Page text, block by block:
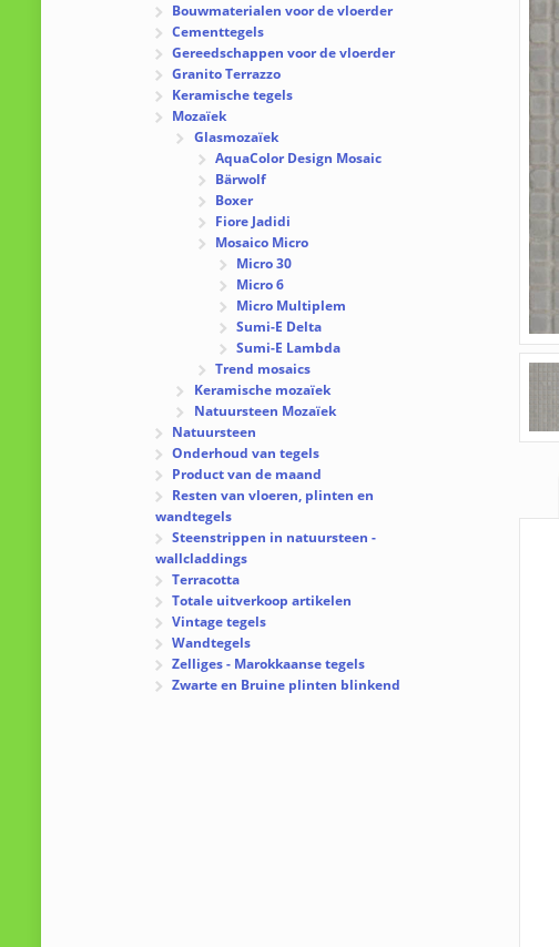
Bouwmaterialen voor de vloerder
Cementtegels
Gereedschappen voor de vloerder
Granito Terrazzo
Keramische tegels
Mozaïek
Glasmozaïek
AquaColor Design Mosaic
Bärwolf
Boxer
Fiore Jadidi
Mosaico Micro
Micro 30
Micro 6
Micro Multiplem
Sumi-E Delta
Sumi-E Lambda
Trend mosaics
Keramische mozaïek
Natuursteen Mozaïek
Natuursteen
Onderhoud van tegels
Product van de maand
Resten van vloeren, plinten en
wandtegels
Steenstrippen in natuursteen -
wallcladdings
Terracotta
Totale uitverkoop artikelen
Vintage tegels
Wandtegels
Zelliges - Marokkaanse tegels
Zwarte en Bruine plinten blinkend